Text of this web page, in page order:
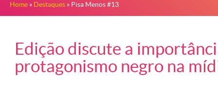
Home » Destaques » Pisa Menos #13
Edição discute a
protagonismo negro na